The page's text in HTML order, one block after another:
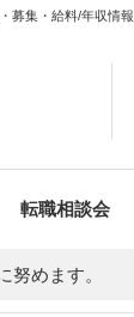
募集・給料/年収情
転職相談会
努めます。